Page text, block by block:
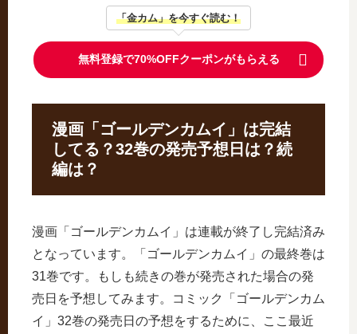
「金カム」を今すぐ読む！
無料登録で70%OFFクーポンがもらえる
漫画「ゴールデンカムイ」は完結
してる？32巻の発売予想日は？続
編は？
漫画「ゴールデンカムイ」は連載が終了し完結済み
となっています。「ゴールデンカムイ」の最終巻は
31巻です。もしも続きの巻が発売された場合の発
売日を予想してみます。コミック「ゴールデンカム
イ」32巻の発売日の予想をするために、ここ最近